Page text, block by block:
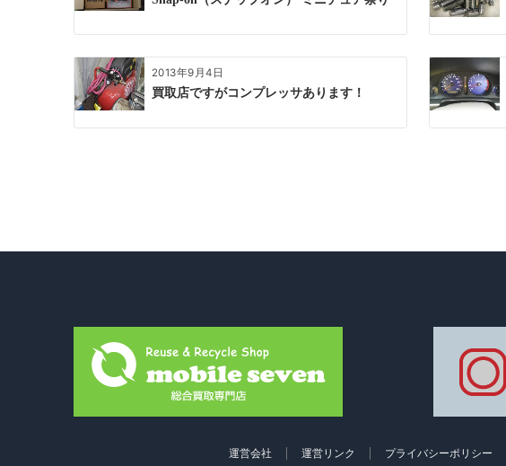
2013年9月4日
買取店ですがコンプレッサあります！
運営会社 運営リンク プライバシーポリシー